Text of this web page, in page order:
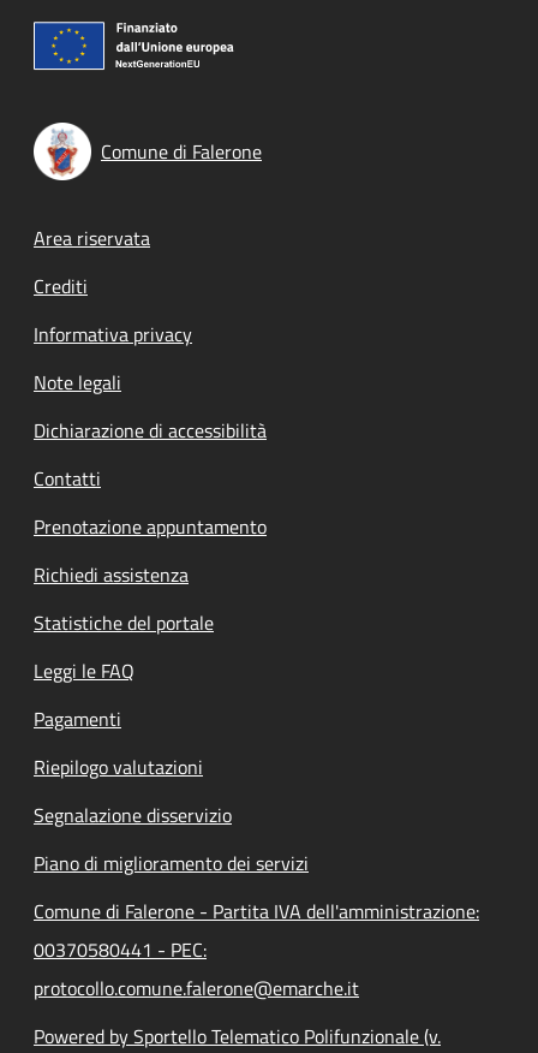
Comune di Falerone
Footer menu
Area riservata
Crediti
Informativa privacy
Note legali
Dichiarazione di accessibilità
Contatti
Prenotazione appuntamento
Richiedi assistenza
Statistiche del portale
Leggi le FAQ
Pagamenti
Riepilogo valutazioni
Segnalazione disservizio
Piano di miglioramento dei servizi
Comune di Falerone - Partita IVA dell'amministrazione:
00370580441 - PEC:
protocollo.comune.falerone@emarche.it
Powered by Sportello Telematico Polifunzionale (v.